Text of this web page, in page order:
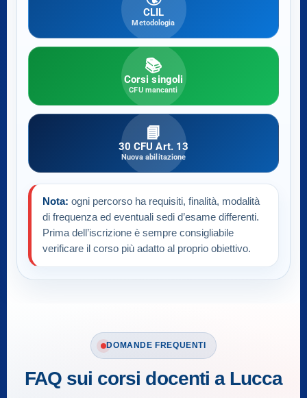
CLIL
Metodologia
📚
Corsi singoli
CFU mancanti
📘
30 CFU Art. 13
Nuova abilitazione
Nota: ogni percorso ha requisiti, finalità, modalità
di frequenza ed eventuali sedi d’esame differenti.
Prima dell’iscrizione è sempre consigliabile
verificare il corso più adatto al proprio obiettivo.
DOMANDE FREQUENTI
FAQ sui corsi docenti a Lucca